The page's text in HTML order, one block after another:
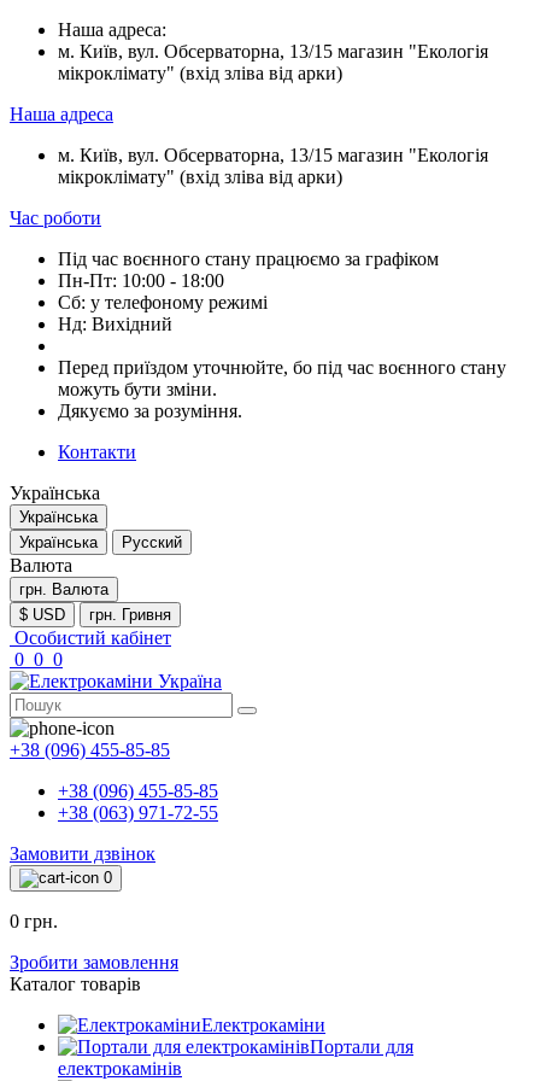
Наша адреса:
м. Київ, вул. Обсерваторна, 13/15 магазин "Екологія
мікроклімату" (вхід зліва від арки)
Наша адреса
м. Київ, вул. Обсерваторна, 13/15 магазин "Екологія
мікроклімату" (вхід зліва від арки)
Час роботи
Під час воєнного стану працюємо за графіком
Пн-Пт: 10:00 - 18:00
Сб: у телефоному режимі
Нд: Вихідний
Перед приїздом уточнюйте, бо під час воєнного стану
можуть бути зміни.
Дякуємо за розуміння.
Контакти
Українська
Українська
Українська
Русский
Валюта
грн. Валюта
$ USD
грн. Гривня
Особистий кабінет
0 0 0
+38 (096) 455-85-85
+38 (096) 455-85-85
+38 (063) 971-72-55
Замовити дзвінок
0
0 грн.
Зробити замовлення
Каталог товарів
Електрокаміни
Портали для
електрокамінів